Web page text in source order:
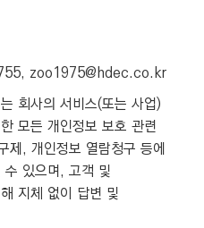
zoo1975@hdec.co.kr
회사의 서비스(또는 사업)
모든 개인정보 보호 관련
제, 개인정보 열람청구 등에
있으며, 고객 및
지체 없이 답변 및